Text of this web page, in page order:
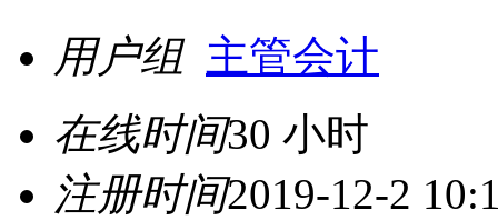
用户组 主管会计
在线时间30 小时
注册时间2019-12-2